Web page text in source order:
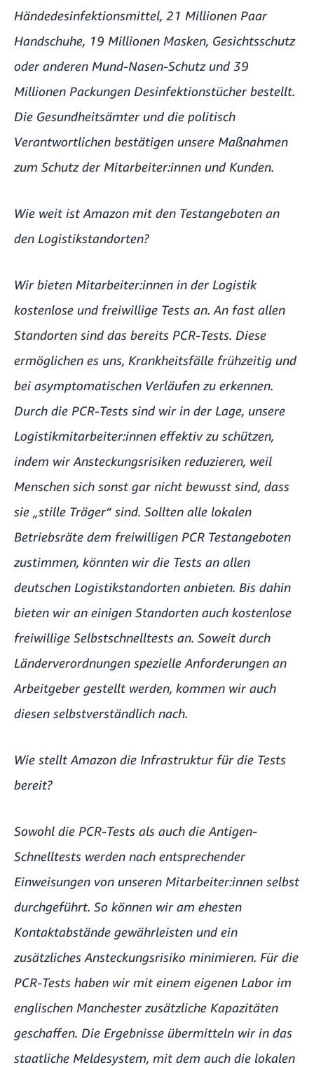
Händedesinfektionsmittel, 21 Millionen Paar
Handschuhe, 19 Millionen Masken, Gesichtsschutz
oder anderen Mund-Nasen-Schutz und 39
Millionen Packungen Desinfektionstücher bestellt.
Die Gesundheitsämter und die politisch
Verantwortlichen bestätigen unsere Maßnahmen
zum Schutz der Mitarbeiter:innen und Kunden.
Wie weit ist Amazon mit den Testangeboten an
den Logistikstandorten?
Wir bieten Mitarbeiter:innen in der Logistik
kostenlose und freiwillige Tests an. An fast allen
Standorten sind das bereits PCR-Tests. Diese
ermöglichen es uns, Krankheitsfälle frühzeitig und
bei asymptomatischen Verläufen zu erkennen.
Durch die PCR-Tests sind wir in der Lage, unsere
Logistikmitarbeiter:innen effektiv zu schützen,
indem wir Ansteckungsrisiken reduzieren, weil
Menschen sich sonst gar nicht bewusst sind, dass
sie „stille Träger“ sind. Sollten alle lokalen
Betriebsräte dem freiwilligen PCR Testangeboten
zustimmen, könnten wir die Tests an allen
deutschen Logistikstandorten anbieten. Bis dahin
bieten wir an einigen Standorten auch kostenlose
freiwillige Selbstschnelltests an. Soweit durch
Länderverordnungen spezielle Anforderungen an
Arbeitgeber gestellt werden, kommen wir auch
diesen selbstverständlich nach.
Wie stellt Amazon die Infrastruktur für die Tests
bereit?
Sowohl die PCR-Tests als auch die Antigen-
Schnelltests werden nach entsprechender
Einweisungen von unseren Mitarbeiter:innen selbst
durchgeführt. So können wir am ehesten
Kontaktabstände gewährleisten und ein
zusätzliches Ansteckungsrisiko minimieren. Für die
PCR-Tests haben wir mit einem eigenen Labor im
englischen Manchester zusätzliche Kapazitäten
geschaffen. Die Ergebnisse übermitteln wir in das
staatliche Meldesystem, mit dem auch die lokalen